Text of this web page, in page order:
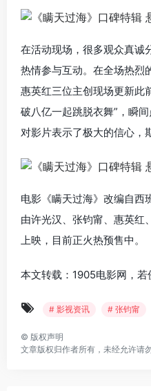
在活动现场，很多观众真诚
热情参与互动。在全场热烈
惠英红三位主创现场更新此
破八亿一起跳脱衣舞”，瞬
对影片表示了极大的信心，
电影《瞒天过海》改编自西
由许光汉、张钧甯、惠英红
上映，目前正火热预售中。
本文转载：1905电影网，
# 影视资讯 # 张钧甯
© 版权声明
文章版权归作者所有，未经允许请勿